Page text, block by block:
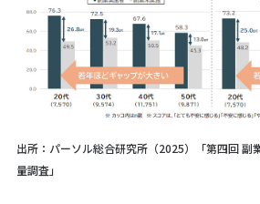
出所：パーソル総合研究所（2025）「第四回 副
量調査」